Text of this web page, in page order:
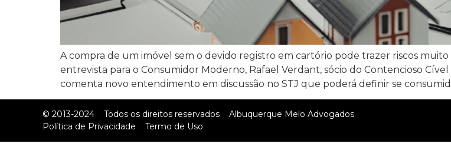
A compra de um imóvel sem o devido registro em cartório pode trazer riscos
entrevista para o Consumidor Moderno, Rafael Verdant, sócio do Contencioso
comenta novo entendimento em discussão no STJ que poderá definir se
© 2013-2024 Todos os direitos reservados
Albuquerque Melo Advogados
Política de Privacidade
Termo de Uso